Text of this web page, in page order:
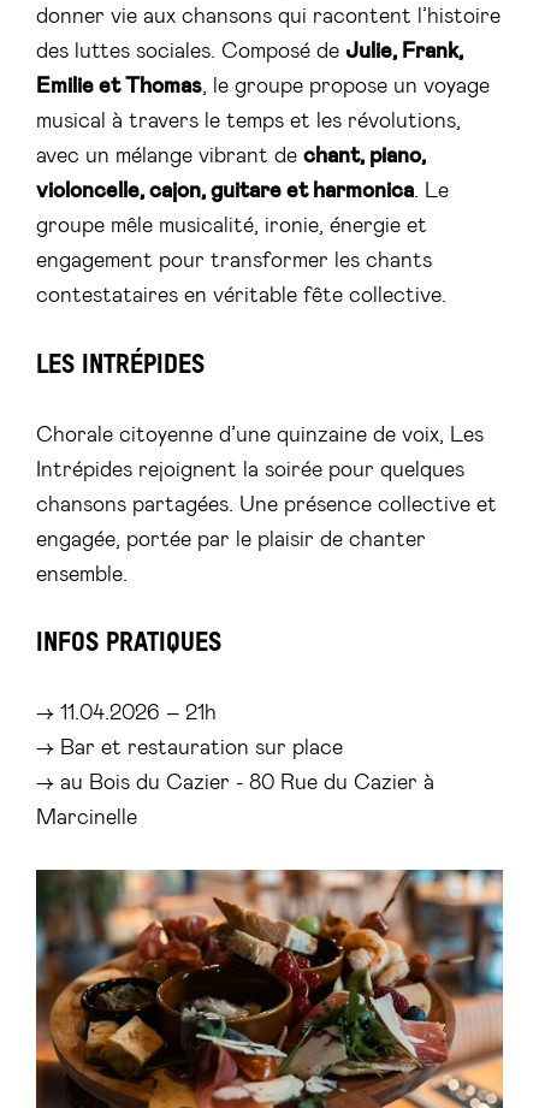
donner vie aux chansons qui racontent l’histoire
des luttes sociales. Composé de Julie, Frank,
Emilie et Thomas, le groupe propose un voyage
musical à travers le temps et les révolutions,
avec un mélange vibrant de chant, piano,
violoncelle, cajon, guitare et harmonica. Le
groupe mêle musicalité, ironie, énergie et
engagement pour transformer les chants
contestataires en véritable fête collective.
LES INTRÉPIDES
Chorale citoyenne d’une quinzaine de voix, Les
Intrépides rejoignent la soirée pour quelques
chansons partagées. Une présence collective et
engagée, portée par le plaisir de chanter
ensemble.
INFOS PRATIQUES
→ 11.04.2026 – 21h
→ Bar et restauration sur place
→ au Bois du Cazier - 80 Rue du Cazier à
Marcinelle